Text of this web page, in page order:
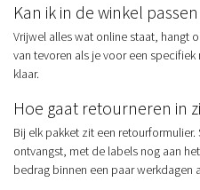
Kan ik in de winkel
Vrijwel alles wat online staat, hangt
van tevoren als je voor een
klaar.
Hoe gaat retourneren in
Bij elk pakket zit een
ontvangst, met de labels nog aan
bedrag binnen een paar werkdagen